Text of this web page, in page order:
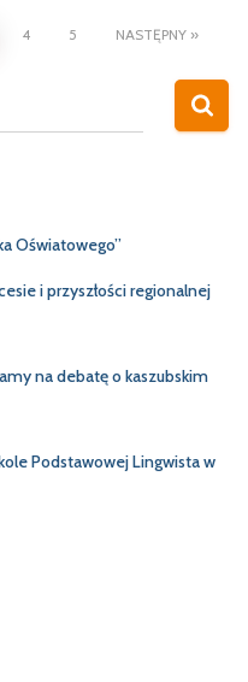
4 5 NASTĘPNY
Oświatowego”
i przyszłości regionalnej
na debatę o kaszubskim
Podstawowej Lingwista w